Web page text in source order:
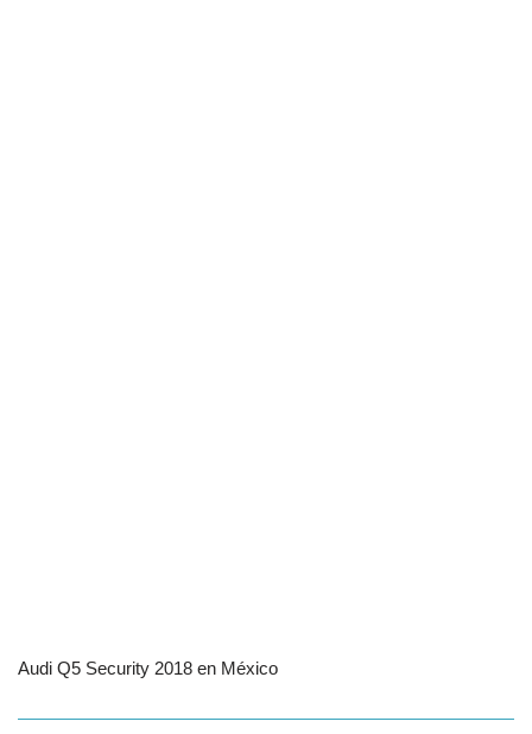
Audi Q5 Security 2018 en México